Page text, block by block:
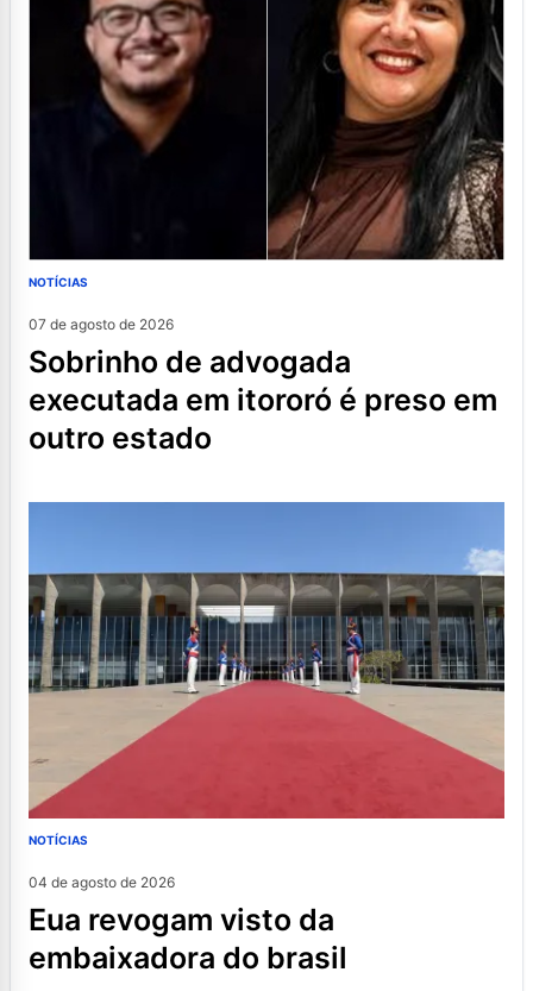
NOTÍCIAS
07 de agosto de 2026
sobrinho de advogada
executada em itororó é preso em
outro estado
NOTÍCIAS
04 de agosto de 2026
eua revogam visto da
embaixadora do brasil